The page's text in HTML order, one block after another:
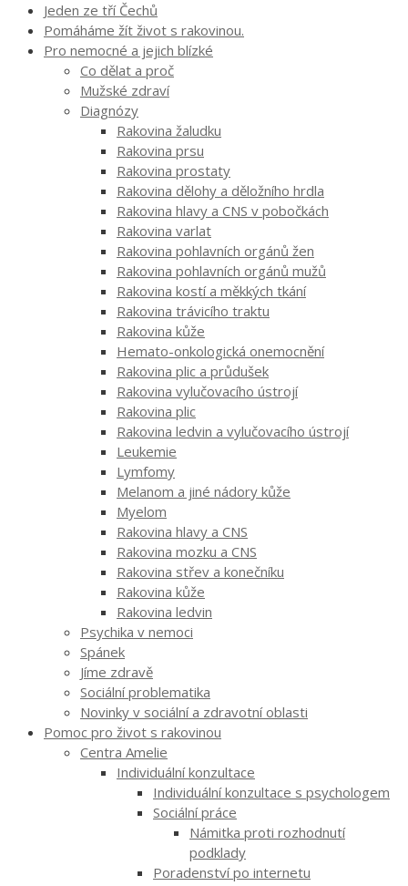
Jeden ze tří Čechů
Pomáháme žít život s rakovinou.
Pro nemocné a jejich blízké
Co dělat a proč
Mužské zdraví
Diagnózy
Rakovina žaludku
Rakovina prsu
Rakovina prostaty
Rakovina dělohy a děložního hrdla
Rakovina hlavy a CNS v pobočkách
Rakovina varlat
Rakovina pohlavních orgánů žen
Rakovina pohlavních orgánů mužů
Rakovina kostí a měkkých tkání
Rakovina trávicího traktu
Rakovina kůže
Hemato-onkologická onemocnění
Rakovina plic a průdušek
Rakovina vylučovacího ústrojí
Rakovina plic
Rakovina ledvin a vylučovacího ústrojí
Leukemie
Lymfomy
Melanom a jiné nádory kůže
Myelom
Rakovina hlavy a CNS
Rakovina mozku a CNS
Rakovina střev a konečníku
Rakovina kůže
Rakovina ledvin
Psychika v nemoci
Spánek
Jíme zdravě
Sociální problematika
Novinky v sociální a zdravotní oblasti
Pomoc pro život s rakovinou
Centra Amelie
Individuální konzultace
Individuální konzultace s psychologem
Sociální práce
Námitka proti rozhodnutí
podklady
Poradenství po internetu